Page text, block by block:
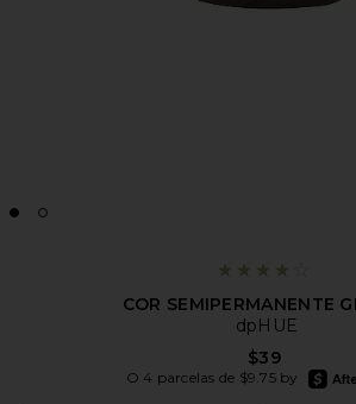
COR SEMIPERMANENTE
dpHUE
$39
O 4 parcelas de $9.75 by